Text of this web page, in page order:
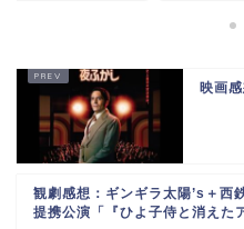
映画
観劇感想：ギンギラ太陽’s＋西
提携公演「『ひよ子侍と消えた